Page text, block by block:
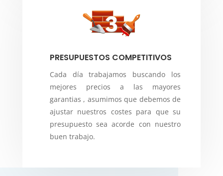
PRESUPUESTOS COMPETITIVOS
Cada día trabajamos buscando los
mejores precios a las mayores
garantias , asumimos que debemos de
ajustar nuestros costes para que su
presupuesto sea acorde con nuestro
buen trabajo.